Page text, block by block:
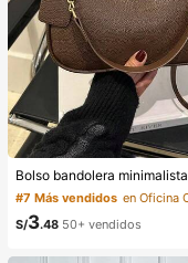
#7 Más vendidos
S/3.48 50+ vendidos